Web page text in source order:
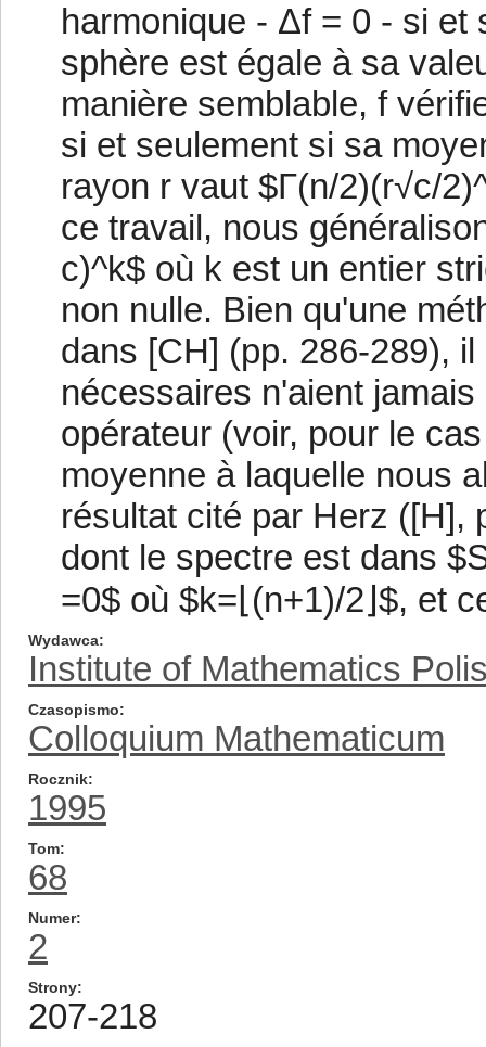
harmonique - Δf = 0 - si et
sphère est égale à sa
manière semblable, f
si et seulement si sa
rayon r vaut $Γ(n/2)(r√c/
ce travail, nous
c)^k$ où k est un entier
non nulle. Bien qu'une
dans [CH] (pp. 286-289),
nécessaires n'aient
opérateur (voir, pour le
moyenne à laquelle nous
résultat cité par Herz ([H],
dont le spectre est dans
=0$ où $k=⌊(n+1)/2⌋$, et
Wydawca
Institute of Mathematics
Czasopismo
Colloquium Mathematicum
Rocznik
1995
Tom
68
Numer
2
Strony
207-218